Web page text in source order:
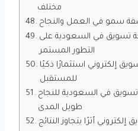
مختلف
سمو في العمل والنجاح
تسويق في السعودية على
التطور المستمر
إلكتروني استثمارًا ذكيًا
للمستقبل
في السعودية للنجاح
طويل المدى
أثرًا يتجاوز النتائج